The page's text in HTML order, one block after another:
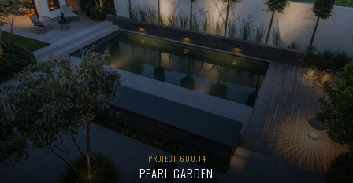
PROJECT 600.14
PEARL GARDEN